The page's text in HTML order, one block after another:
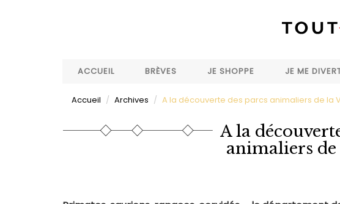
ACCUEIL
BRÈVES JE SHOPPE JE ME
Accueil Archives A la découverte des parcs animaliers de la
A la
animaliers